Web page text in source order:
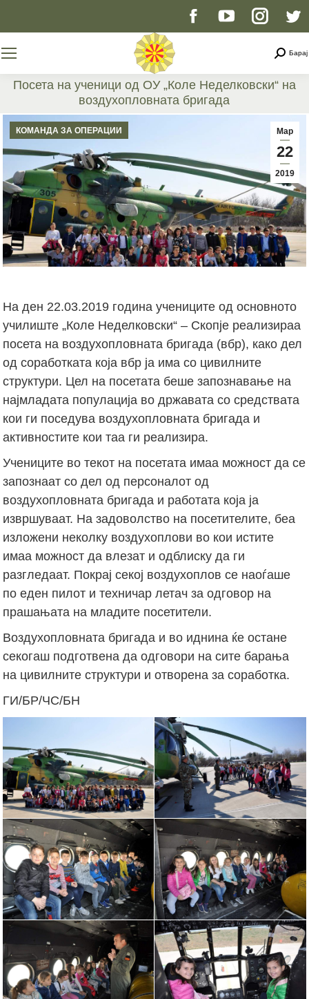
Facebook
opens
in
window
YouTube
opens
in
window
page
opens
in
new
window
Барај
Посета на ученици од ОУ „Коле Неделковски“ на
воздухопловната бригада
You are here:
Мар
22
2019
КОМАНДА ЗА ОПЕРАЦИИ
На ден 22.03.2019 година учениците од основното
училиште „Коле Неделковски“ – Скопје реализираа
посета на воздухопловната бригада (вбр), како дел
од соработката која вбр ја има со цивилните
структури. Цел на посетата беше запознавање на
најмладата популација во државата со средствата
кои ги поседува воздухопловната бригада и
активностите кои таа ги реализира.
Учениците во текот на посетата имаа можност да се
запознаат со дел од персоналот од
воздухопловната бригада и работата која ја
извршуваат. На задоволство на посетителите, беа
изложени неколку воздухоплови во кои истите
имаа можност да влезат и одблиску да ги
разгледаат. Покрај секој воздухоплов се наоѓаше
по еден пилот и техничар летач за одговор на
прашањата на младите посетители.
Воздухопловната бригада и во иднина ќе остане
секогаш подготвена да одговори на сите барања
на цивилните структури и отворена за соработка.
ГИ/БР/ЧС/БН